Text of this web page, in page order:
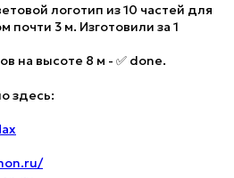
логотип из 10 частей для
3 м. Изготовили за 1
на высоте 8 м - ✅ done.
здесь: